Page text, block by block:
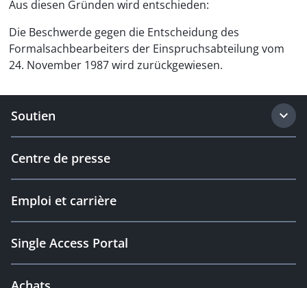
Aus diesen Gründen wird entschieden:
Die Beschwerde gegen die Entscheidung des
Formalsachbearbeiters der Einspruchsabteilung vom
24. November 1987 wird zurückgewiesen.
Soutien
Centre de presse
Emploi et carrière
Single Access Portal